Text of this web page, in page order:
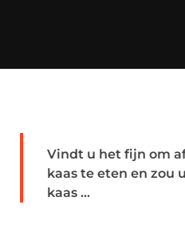
Vindt u het fijn om
kaas te eten en zou
kaas ...